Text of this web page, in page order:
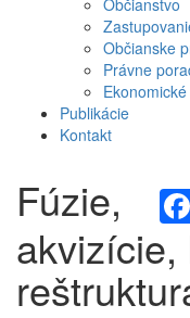
Občianstvo
Občianske
Právne
Publikácie
Kontakt
Fúzie,
akvizície,